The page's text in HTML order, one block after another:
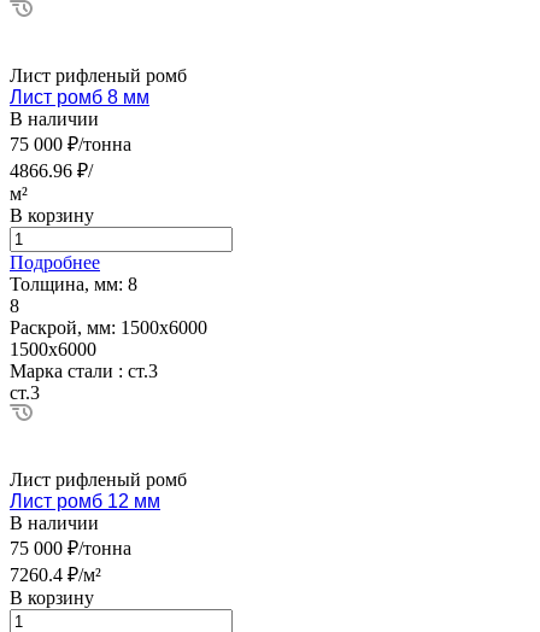
Лист рифленый ромб
Лист ромб 8 мм
В наличии
75 000 ₽/тонна
4866.96 ₽/
м²
В корзину
Подробнее
Толщина, мм: 8
8
Раскрой, мм: 1500х6000
1500х6000
Марка стали : ст.3
ст.3
Лист рифленый ромб
Лист ромб 12 мм
В наличии
75 000 ₽/тонна
7260.4 ₽/м²
В корзину